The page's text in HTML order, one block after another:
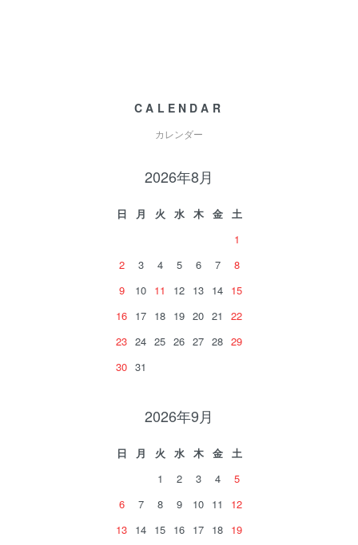
CALENDAR
カレンダー
2026年8月
日 月 火 水 木 金
土
1
2
3 4 5 6 7
8
9
10 11 12 13 14 15
16 17 18 19 20 21
22
23 24 25 26 27 28 29
30 31
2026年9月
日 月 火 水 木 金
土
1
2 3 4
5
6
7 8 9 10 11
12
13 14 15 16 17 18 19